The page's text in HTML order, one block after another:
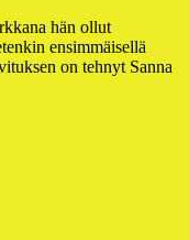
hän ollut
ensimmäisellä
on tehnyt Sanna